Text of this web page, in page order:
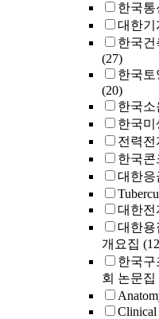
한국통
대한기
한국건
(27)
한국토
(20)
한국소
한국미
전력전
한국콘
대한응
대한전
대한용
개요집
한국
회 논문집
Clinical